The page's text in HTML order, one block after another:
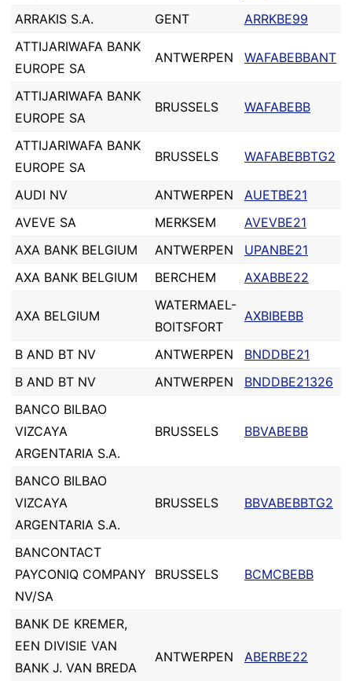
ARRAKIS S.A.
GENT
ARRKBE99
ATTIJARIWAFA BANK
EUROPE SA
ANTWERPEN WAFABEBBANT
ATTIJARIWAFA BANK
EUROPE SA
BRUSSELS WAFABEBB
ATTIJARIWAFA BANK
EUROPE SA
BRUSSELS WAFABEBBTG2
AUDI NV ANTWERPEN
AUETBE21
AVEVE SA
MERKSEM
AVEVBE21
AXA BANK BELGIUM
ANTWERPEN
UPANBE21
AXA BANK BELGIUM
BERCHEM AXABBE22
AXA BELGIUM
WATERMAEL-
BOITSFORT
AXBIBEBB
B AND BT NV ANTWERPEN
BNDDBE21
B AND BT NV
ANTWERPEN
BNDDBE21326
BANCO BILBAO
VIZCAYA
ARGENTARIA S.A.
BRUSSELS BBVABEBB
BANCO BILBAO
VIZCAYA
ARGENTARIA S.A.
BRUSSELS BBVABEBBTG2
BANCONTACT
PAYCONIQ COMPANY
NV/SA
BRUSSELS BCMCBEBB
BANK DE KREMER,
EEN DIVISIE VAN
BANK J. VAN BREDA
ANTWERPEN ABERBE22